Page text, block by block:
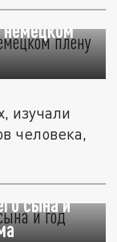
немецком
изучали
человека,
сына и